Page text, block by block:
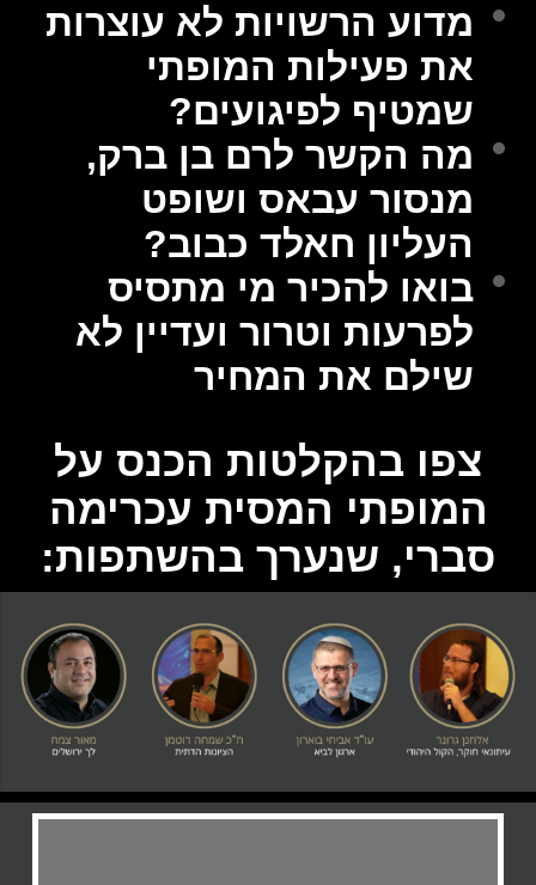
מדוע הרשויות לא עוצרות
את פעילות המופתי
שמטיף לפיגועים?
מה הקשר לרם בן ברק,
מנסור עבאס ושופט
העליון חאלד כבוב?
בואו להכיר מי מתסיס
לפרעות וטרור ועדיין לא
שילם את המחיר
צפו בהקלטות הכנס על
המופתי המסית עכרימה
סברי, שנערך בהשתפות: